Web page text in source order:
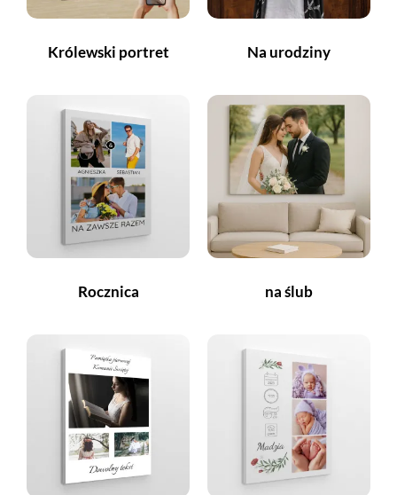
Królewski portret Na urodziny
Rocznica na ślub